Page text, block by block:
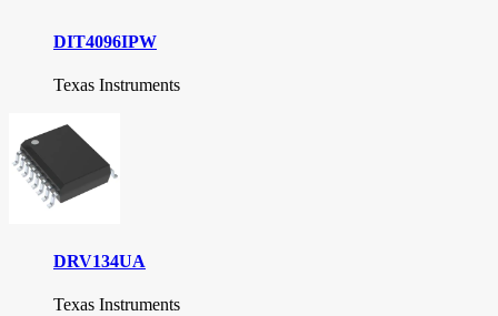
DIT4096IPW
Texas Instruments
DRV134UA
Texas Instruments